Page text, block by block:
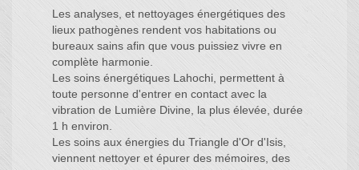
Les analyses, et nettoyages énergétiques des
lieux pathogènes rendent vos habitations ou
bureaux sains afin que vous puissiez vivre en
complète harmonie.
Les soins énergétiques Lahochi, permettent à
toute personne d'entrer en contact avec la
vibration de Lumière Divine, la plus élevée, durée
1 h environ.
Les soins aux énergies du Triangle d'Or d'Isis,
viennent nettoyer et épurer des mémoires, des